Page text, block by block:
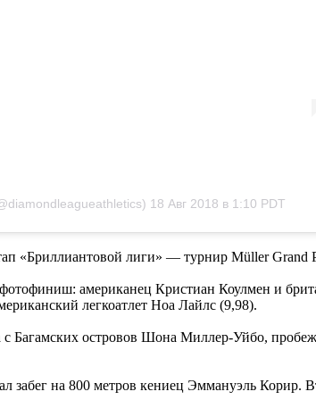
18 Авг 2018 в 1:10 PDT
«Бриллиантовой лиги» — турнир Müller Grand
фотофиниш: американец Кристиан Коулмен и
легкоатлет Ноа Лайлс (9,98).
с Багамских островов Шона Миллер-Уйбо,
на 800 метров кениец Эммануэль Корир.